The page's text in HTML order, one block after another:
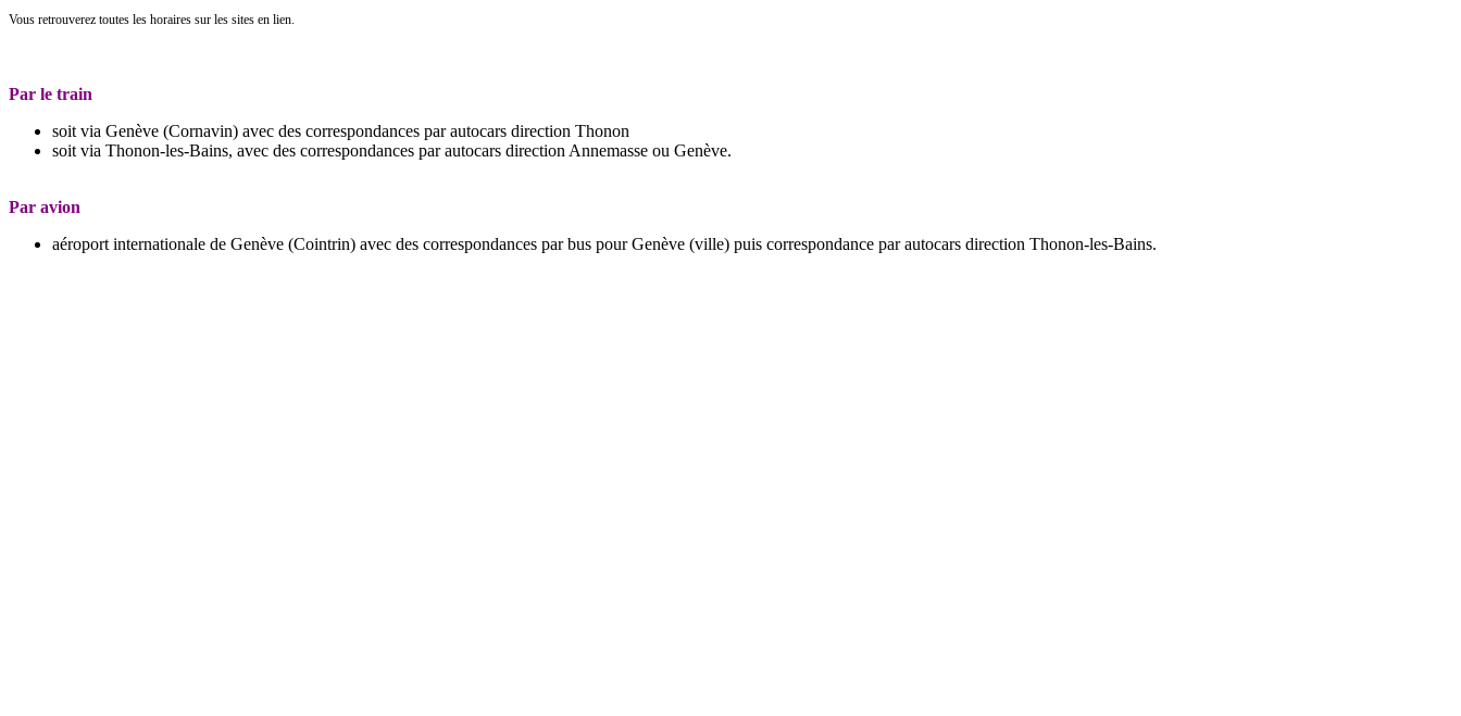
Vous retrouverez toutes les horaires sur les sites en lien.
Par le train
soit via Genève (Cornavin) avec des correspondances par autocars direction Thonon
soit via Thonon-les-Bains, avec des correspondances par autocars direction Annemasse ou Genève.
Par avion
aéroport internationale de Genève (Cointrin) avec des correspondances par bus pour Genève (ville) puis correspondance par autocars direction Thonon-les-Bains.